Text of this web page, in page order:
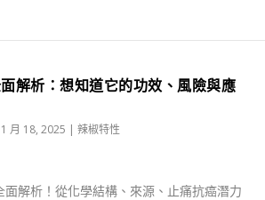
解析：想知道它的功效、風險與應
1 月 18, 2025 | 辣椒特性
解析！從化學結構、來源、止痛抗癌潛力